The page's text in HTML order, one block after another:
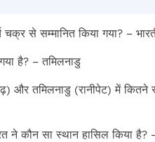
से सम्मानित किया गया? –
है? – तमिलनाडु
और तमिलनाडु (रानीपेट) में
ने कौन सा स्थान हासिल किया है?